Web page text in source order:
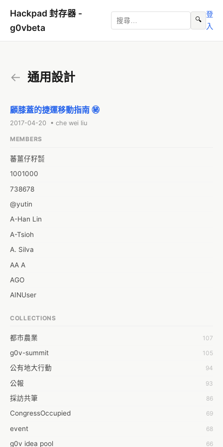
Hackpad 封存器 -
g0vbeta
🔍
登
入
← 通用設計
顧膝蓋的捷運移動指南 ㊙
2017-04-20 • che wei liu
MEMBERS
蕃薑仔籽㍿
1001000
738678
@yutin
A-Han Lin
A-Tsioh
A. Silva
AA A
AGO
AINUser
Aaron Chen
Abby Chen
Abby Wu
Achernar Tseng
Acsa Lu
Ada Huang
Aeon Lin
COLLECTIONS
都市農業 107
g0v-summit 105
公有地大行動 94
公報 93
採訪共筆 86
CongressOccupied 69
event 68
g0v idea pool 66